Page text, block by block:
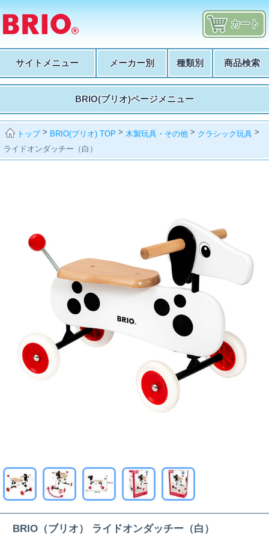
カート
サイトメニュー メーカー別 種類別 商品検索
BRIO(ブリオ)ページメニュー
トップ> BRIO(ブリオ) TOP > 木製玩具・その他 > クラシック玩具 >
ライドオンダッチー（白）
BRIO（ブリオ） ライドオンダッチー（白）